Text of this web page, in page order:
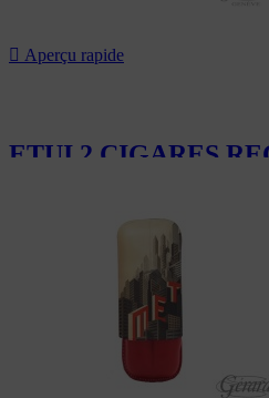
 Aperçu rapide
ETUI 2 CIGARES